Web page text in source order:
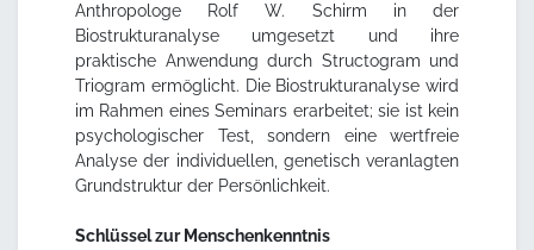
Anthropologe Rolf W. Schirm in der
Biostrukturanalyse umgesetzt und ihre
praktische Anwendung durch Structogram und
Triogram ermöglicht. Die Biostrukturanalyse wird
im Rahmen eines Seminars erarbeitet; sie ist kein
psychologischer Test, sondern eine wertfreie
Analyse der individuellen, genetisch veranlagten
Grundstruktur der Persönlichkeit.
Schlüssel zur Menschenkenntnis